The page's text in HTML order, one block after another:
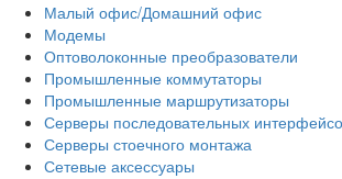
Малый офис/Домашний офис
Модемы
Оптоволоконные преобразователи
Промышленные коммутаторы
Промышленные маршрутизаторы
Серверы последовательных
Серверы стоечного монтажа
Сетевые аксессуары